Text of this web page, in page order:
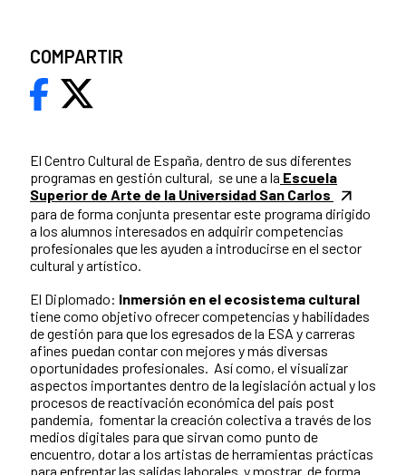
El Centro Cultural de España, dentro de sus diferentes
programas en gestión cultural, se une a la Escuela
Superior de Arte de la Universidad San Carlos
para de forma conjunta presentar este programa dirigido
a los alumnos interesados en adquirir competencias
profesionales que les ayuden a introducirse en el sector
cultural y artístico.
El Diplomado: Inmersión en el ecosistema cultural
tiene como objetivo ofrecer competencias y habilidades
de gestión para que los egresados de la ESA y carreras
afines puedan contar con mejores y más diversas
oportunidades profesionales. Así como, el visualizar
aspectos importantes dentro de la legislación actual y los
procesos de reactivación económica del país post
pandemia, fomentar la creación colectiva a través de los
medios digitales para que sirvan como punto de
encuentro, dotar a los artistas de herramientas prácticas
para enfrentar las salidas laborales y mostrar de forma
COMPARTIR